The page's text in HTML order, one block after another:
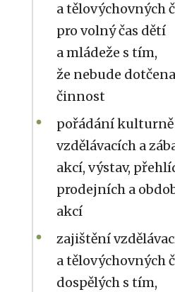
a tělovýchovných
pro volný čas dětí
a mládeže s tím,
že nebude
činnost
pořádání
vzdělávacích a
akcí, výstav,
prodejních a
akcí
zajištění
a tělovýchovných
dospělých s tím,